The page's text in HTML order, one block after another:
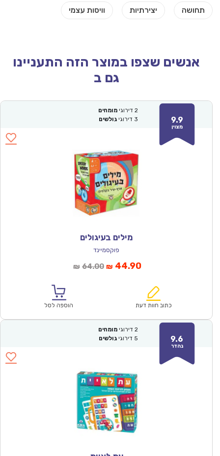
אנשים שצפו במוצר הזה התעניינו
גם ב
9.9
מצוין
2 דירוגי מומחים
3 דירוגי גולשים
מילים בעיגולים
פוקסמיינד
₪ 64.00המחיר
₪64.00.
₪ 44.90המחיר
הוא:
כתוב חוות דעת הוספה לסל
9.6
נהדר
2 דירוגי מומחים
5 דירוגי גולשים